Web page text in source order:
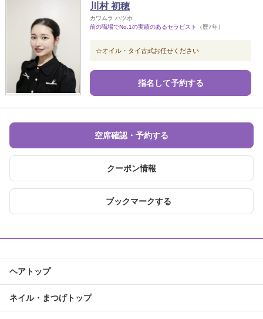
川村 初穂
カワムラ ハツホ
前の職場でNo.1の実績のあるセラピスト
（歴7年）
☆オイル・タイ古式お任せください
指名して予約する
空席確認・予約する
クーポン情報
ブックマークする
ヘアトップ
ネイル・まつげトップ